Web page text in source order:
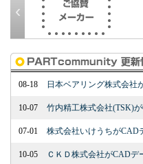
‹
08-18 日本ベアリング株式会社
10-07 竹内精工株式会社(TSK)
07-01 株式会社いけうちがCAD
10-05 ＣＫＤ株式会社がCADデ